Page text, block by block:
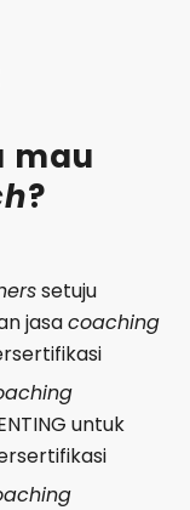
mau
?
setuju
jasacoaching
untuk